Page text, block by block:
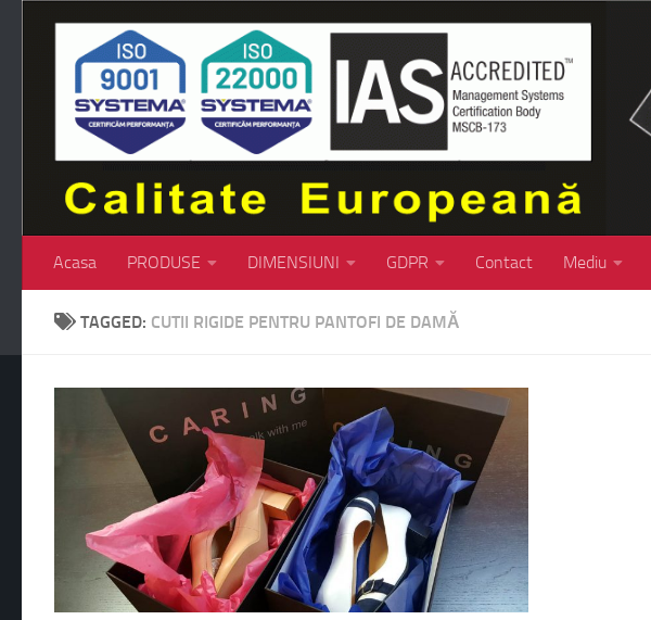
Skip to content
Acasa PRODUSE DIMENSIUNI GDPR Contact Mediu
TAGGED: CUTII RIGIDE PENTRU PANTOFI DE DAMĂ